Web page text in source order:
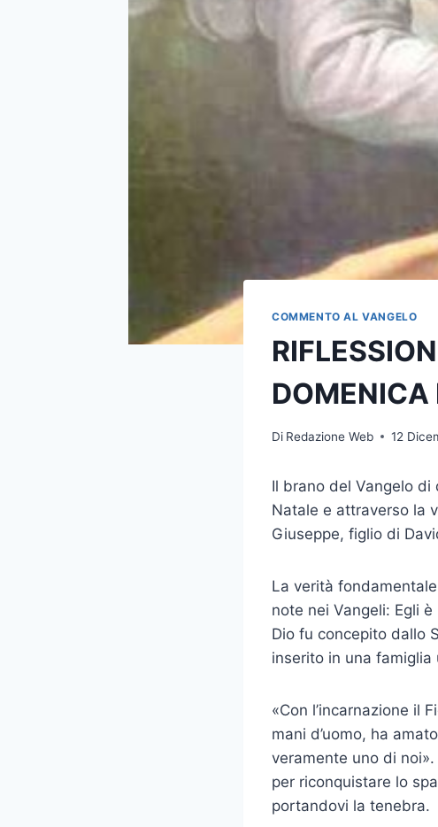
COMMENTO AL VANGELO
Di Redazione Web 12
Il brano del Vangelo
Natale e attraverso la
Giuseppe, figlio di
La verità
note nei Vangeli: Egli
Dio fu concepito dallo
inserito in una famiglia
«Con l’incarnazione il
mani d’uomo, ha
veramente uno di
per riconquistare lo
portandovi la tenebra.